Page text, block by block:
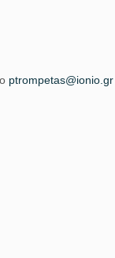
ptrompetas@ionio.gr